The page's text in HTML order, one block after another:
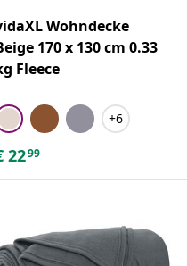
Wohndecke
170 x 130 cm 0.33
Fleece
+6
2299